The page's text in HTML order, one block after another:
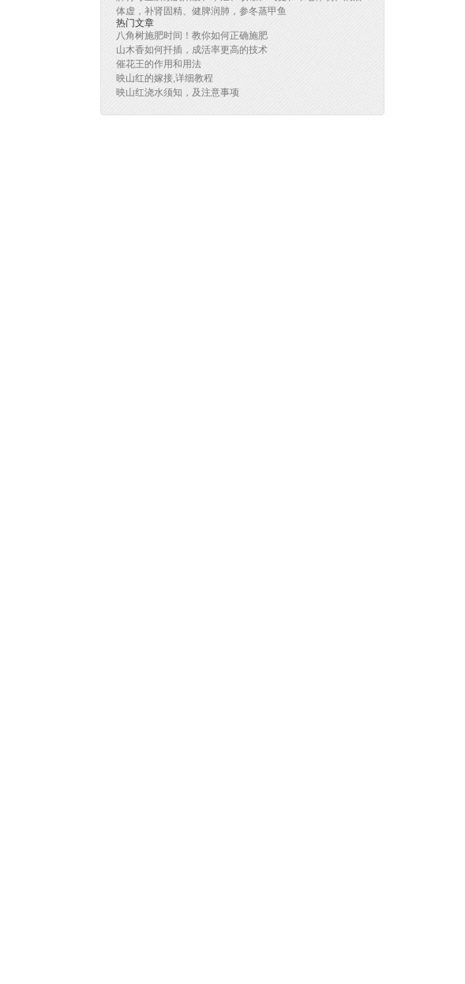
体虚，补肾固精、健脾润肺，参冬蒸甲鱼
热门文章
八角树施肥时间！教你如何正确施肥
山木香如何扦插，成活率更高的技术
催花王的作用和用法
映山红的嫁接,详细教程
映山红浇水须知，及注意事项